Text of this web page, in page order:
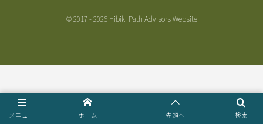
© 2017 - 2026 Hibiki Path Advisors Website
メニュー 検索
ホーム 先頭へ